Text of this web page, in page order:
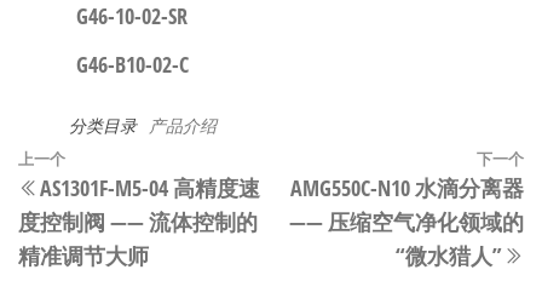
G46-10-02-SR
G46-B10-02-C
分类目录 产品介绍
文
章
导
上
一
篇
文
上一个
AS1301F-M5-04 高精度速
度控制阀 —— 流体控制的
精准调节大师
下一个
AMG550C-N10 水滴分离器
—— 压缩空气净化领域的
“微水猎人”